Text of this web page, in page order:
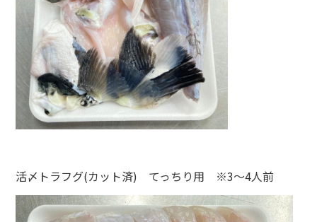
活〆トラフグ(カット済) てっちり用 ※3～4人前